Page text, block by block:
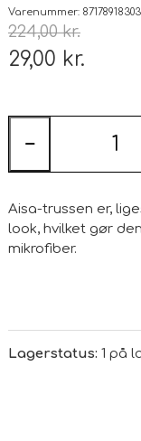
Tøj
varer
Varenummer:
224,00 kr.
29,00 kr.
−
Aisa-trussen er,
look, hvilket gør
mikrofiber.
Lagerstatus: 1 på